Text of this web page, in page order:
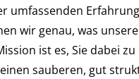
umfassenden
wir genau, was
ist es, Sie dabei
sauberen, gut